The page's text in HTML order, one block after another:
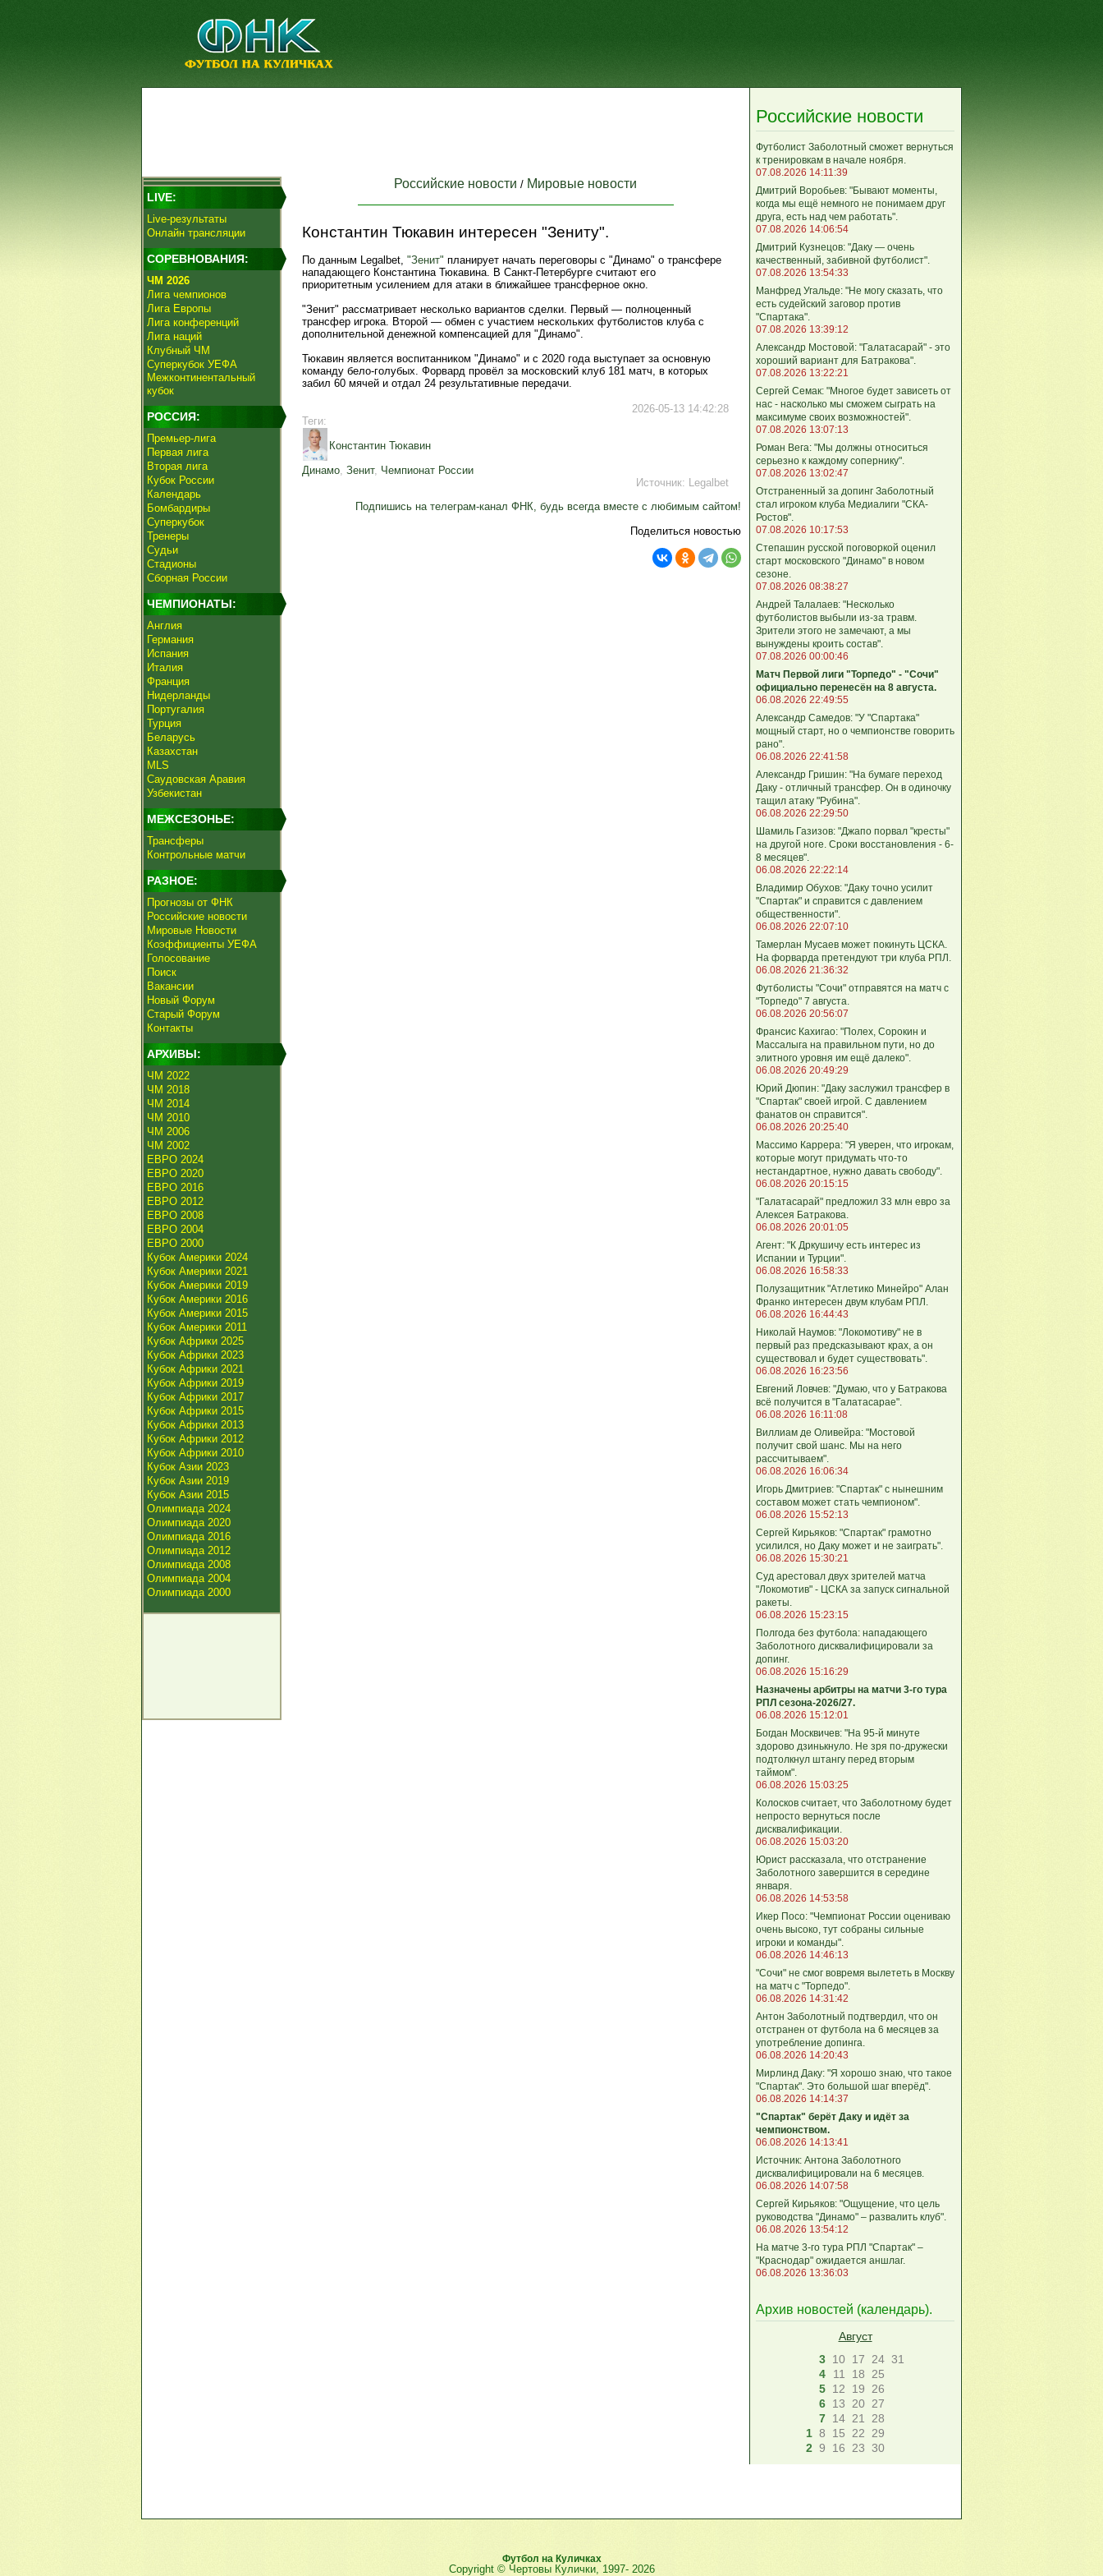
LIVE:
Live-результаты
Онлайн трансляции
СОРЕВНОВАНИЯ:
ЧМ 2026
Лига чемпионов
Лига Европы
Лига конференций
Лига наций
Клубный ЧМ
Суперкубок УЕФА
Межконтинентальный
кубок
РОССИЯ:
Премьер-лига
Первая лига
Вторая лига
Кубок России
Календарь
Бомбардиры
Суперкубок
Тренеры
Судьи
Стадионы
Сборная России
ЧЕМПИОНАТЫ:
Англия
Германия
Испания
Италия
Франция
Нидерланды
Португалия
Турция
Беларусь
Казахстан
MLS
Саудовская Аравия
Узбекистан
МЕЖСЕЗОНЬЕ:
Трансферы
Контрольные матчи
РАЗНОЕ:
Прогнозы от ФНК
Российские новости
Мировые Новости
Коэффициенты УЕФА
Голосование
Поиск
Вакансии
Новый Форум
Старый Форум
Контакты
АРХИВЫ:
ЧМ 2022
ЧМ 2018
ЧМ 2014
ЧМ 2010
ЧМ 2006
ЧМ 2002
ЕВРО 2024
ЕВРО 2020
ЕВРО 2016
ЕВРО 2012
ЕВРО 2008
ЕВРО 2004
ЕВРО 2000
Кубок Америки 2024
Кубок Америки 2021
Кубок Америки 2019
Кубок Америки 2016
Кубок Америки 2015
Кубок Америки 2011
Кубок Африки 2025
Кубок Африки 2023
Кубок Африки 2021
Кубок Африки 2019
Кубок Африки 2017
Кубок Африки 2015
Кубок Африки 2013
Кубок Африки 2012
Кубок Африки 2010
Кубок Азии 2023
Кубок Азии 2019
Кубок Азии 2015
Олимпиада 2024
Олимпиада 2020
Олимпиада 2016
Олимпиада 2012
Олимпиада 2008
Олимпиада 2004
Олимпиада 2000
Российские новости / Мировые новости
Константин Тюкавин интересен "Зениту".
По данным Legalbet, "Зенит" планирует начать переговоры с "Динамо" о трансфере
нападающего Константина Тюкавина. В Санкт-Петербурге считают его
приоритетным усилением для атаки в ближайшее трансферное окно.
"Зенит" рассматривает несколько вариантов сделки. Первый — полноценный
трансфер игрока. Второй — обмен с участием нескольких футболистов клуба с
дополнительной денежной компенсацией для "Динамо".
Тюкавин является воспитанником "Динамо" и с 2020 года выступает за основную
команду бело-голубых. Форвард провёл за московский клуб 181 матч, в которых
забил 60 мячей и отдал 24 результативные передачи.
2026-05-13 14:42:28
Теги:
Константин Тюкавин
Динамо, Зенит, Чемпионат России
Источник: Legalbet
Подпишись на телеграм-канал ФНК, будь всегда вместе с любимым сайтом!
Поделиться новостью
Российские новости
Футболист Заболотный сможет вернуться
к тренировкам в начале ноября.
07.08.2026 14:11:39
Дмитрий Воробьев: "Бывают моменты,
когда мы ещё немного не понимаем друг
друга, есть над чем работать".
07.08.2026 14:06:54
Дмитрий Кузнецов: "Даку — очень
качественный, забивной футболист".
07.08.2026 13:54:33
Манфред Угальде: "Не могу сказать, что
есть судейский заговор против
"Спартака".
07.08.2026 13:39:12
Александр Мостовой: "Галатасарай" - это
хороший вариант для Батракова".
07.08.2026 13:22:21
Сергей Семак: "Многое будет зависеть от
нас - насколько мы сможем сыграть на
максимуме своих возможностей".
07.08.2026 13:07:13
Роман Вега: "Мы должны относиться
серьезно к каждому сопернику".
07.08.2026 13:02:47
Отстраненный за допинг Заболотный
стал игроком клуба Медиалиги "СКА-
Ростов".
07.08.2026 10:17:53
Степашин русской поговоркой оценил
старт московского "Динамо" в новом
сезоне.
07.08.2026 08:38:27
Андрей Талалаев: "Несколько
футболистов выбыли из-за травм.
Зрители этого не замечают, а мы
вынуждены кроить состав".
07.08.2026 00:00:46
Матч Первой лиги "Торпедо" - "Сочи"
официально перенесён на 8 августа.
06.08.2026 22:49:55
Александр Самедов: "У "Спартака"
мощный старт, но о чемпионстве говорить
рано".
06.08.2026 22:41:58
Александр Гришин: "На бумаге переход
Даку - отличный трансфер. Он в одиночку
тащил атаку "Рубина".
06.08.2026 22:29:50
Шамиль Газизов: "Джапо порвал "кресты"
на другой ноге. Сроки восстановления - 6-
8 месяцев".
06.08.2026 22:22:14
Владимир Обухов: "Даку точно усилит
"Спартак" и справится с давлением
общественности".
06.08.2026 22:07:10
Тамерлан Мусаев может покинуть ЦСКА.
На форварда претендуют три клуба РПЛ.
06.08.2026 21:36:32
Футболисты "Сочи" отправятся на матч с
"Торпедо" 7 августа.
06.08.2026 20:56:07
Франсис Кахигао: "Полех, Сорокин и
Массалыга на правильном пути, но до
элитного уровня им ещё далеко".
06.08.2026 20:49:29
Юрий Дюпин: "Даку заслужил трансфер в
"Спартак" своей игрой. С давлением
фанатов он справится".
06.08.2026 20:25:40
Массимо Каррера: "Я уверен, что игрокам,
которые могут придумать что-то
нестандартное, нужно давать свободу".
06.08.2026 20:15:15
"Галатасарай" предложил 33 млн евро за
Алексея Батракова.
06.08.2026 20:01:05
Агент: "К Дркушичу есть интерес из
Испании и Турции".
06.08.2026 16:58:33
Полузащитник "Атлетико Минейро" Алан
Франко интересен двум клубам РПЛ.
06.08.2026 16:44:43
Николай Наумов: "Локомотиву" не в
первый раз предсказывают крах, а он
существовал и будет существовать".
06.08.2026 16:23:56
Евгений Ловчев: "Думаю, что у Батракова
всё получится в "Галатасарае".
06.08.2026 16:11:08
Виллиам де Оливейра: "Мостовой
получит свой шанс. Мы на него
рассчитываем".
06.08.2026 16:06:34
Игорь Дмитриев: "Спартак" с нынешним
составом может стать чемпионом".
06.08.2026 15:52:13
Сергей Кирьяков: "Спартак" грамотно
усилился, но Даку может и не заиграть".
06.08.2026 15:30:21
Суд арестовал двух зрителей матча
"Локомотив" - ЦСКА за запуск сигнальной
ракеты.
06.08.2026 15:23:15
Полгода без футбола: нападающего
Заболотного дисквалифицировали за
допинг.
06.08.2026 15:16:29
Назначены арбитры на матчи 3-го тура
РПЛ сезона-2026/27.
06.08.2026 15:12:01
Богдан Москвичев: "На 95‑й минуте
здорово дзинькнуло. Не зря по‑дружески
подтолкнул штангу перед вторым
таймом".
06.08.2026 15:03:25
Колосков считает, что Заболотному будет
непросто вернуться после
дисквалификации.
06.08.2026 15:03:20
Юрист рассказала, что отстранение
Заболотного завершится в середине
января.
06.08.2026 14:53:58
Икер Посо: "Чемпионат России оцениваю
очень высоко, тут собраны сильные
игроки и команды".
06.08.2026 14:46:13
"Сочи" не смог вовремя вылететь в Москву
на матч с "Торпедо".
06.08.2026 14:31:42
Антон Заболотный подтвердил, что он
отстранен от футбола на 6 месяцев за
употребление допинга.
06.08.2026 14:20:43
Мирлинд Даку: "Я хорошо знаю, что такое
"Спартак". Это большой шаг вперёд".
06.08.2026 14:14:37
"Спартак" берёт Даку и идёт за
чемпионством.
06.08.2026 14:13:41
Источник: Антона Заболотного
дисквалифицировали на 6 месяцев.
06.08.2026 14:07:58
Сергей Кирьяков: "Ощущение, что цель
руководства "Динамо" – развалить клуб".
06.08.2026 13:54:12
На матче 3-го тура РПЛ "Спартак" –
"Краснодар" ожидается аншлаг.
06.08.2026 13:36:03
Архив новостей (календарь).
Август
3 10 17 24 31
4
11 18
25
5 12 19
26
6 13 20 27
7 14 21
28
1 8 15 22
29
2 9 16 23 30
Футбол на Куличках
Copyright © Чертовы Кулички, 1997- 2026